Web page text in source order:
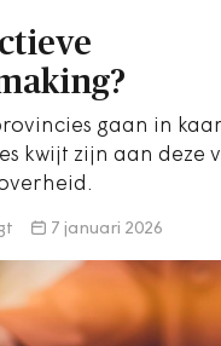
gaan in
kwijt zijn aan deze
7 januari 2026